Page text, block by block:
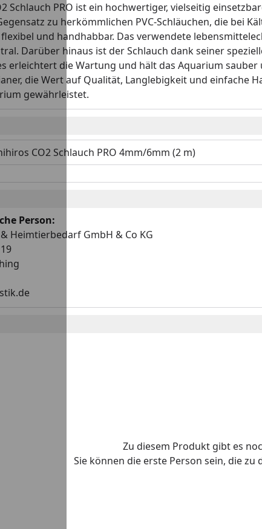
Schlauch PRO ist ein hochwertiger, vielseitig
zu herkömmlichen PVC-Schläuchen, die bei
und handhabbar. Das verwendete
Darüber hinaus ist der Schlauch dank seiner
die Wartung und hält das Aquarium sauber
die Wert auf Qualität, Langlebigkeit und einfache
gewährleistet.
CO2 Schlauch PRO 4mm/6mm (2 m)
Person:
Heimtierbedarf GmbH & Co KG
Zu diesem Produkt gibt es
Sie können die erste Person sein, die